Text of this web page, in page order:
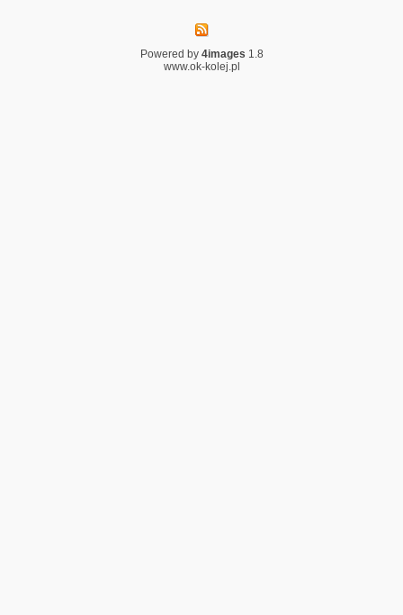
Powered by 4images 1.8
www.ok-kolej.pl